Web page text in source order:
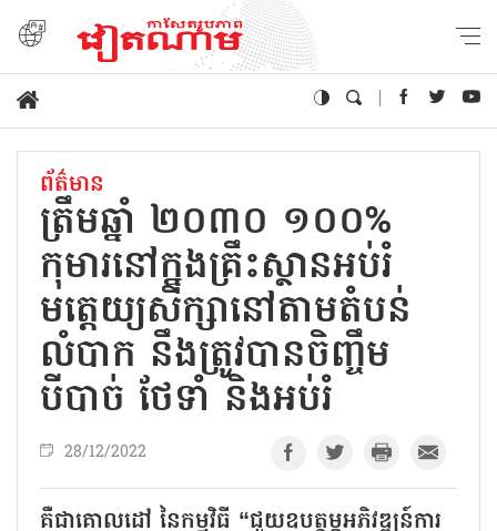
ព័ត៌មាន
ត្រឹមឆ្នាំ ២០៣០ ១០០%
កុមារនៅក្នុងគ្រឹះស្ថានអប់រំ
មត្តេយ្យសិក្សានៅតាមតំបន់
លំបាក នឹងត្រូវបានចិញ្ចឹម
បីបាច់ ថែទាំ និងអប់រំ
28/12/2022
គឺជាគោលដៅ នៃកម្មវិធី “ជួយឧបត្ថម្ភអភិវឌ្ឍន៍ការ